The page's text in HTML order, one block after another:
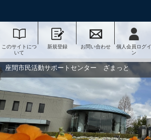
このサイトにつ
いて
新規登録 お問い合わせ
個人会員ログイ
ン
座間市民活動サポートセンター ざまっと